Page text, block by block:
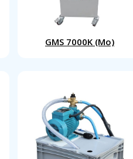
GMS 7000K (Mo)